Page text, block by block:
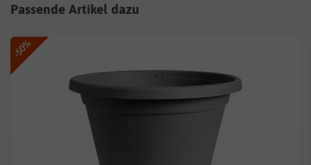
Passende Artikel dazu
-50%